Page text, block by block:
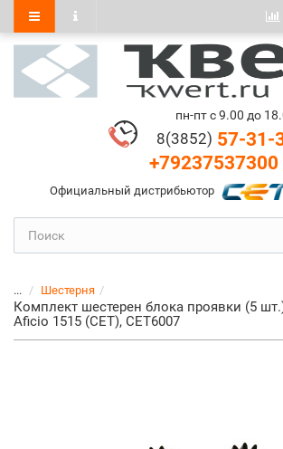
пн-пт с 9.00 до
8(3852) 57-31-
+79237537300
Официальный дистрибьютор
... Шестерня
Комплект шестерен блока проявки (5
Aficio 1515 (CET), CET6007